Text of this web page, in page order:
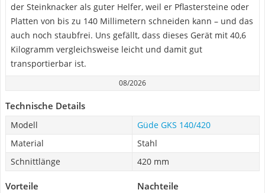
der Steinknacker als guter Helfer, weil er Pflastersteine oder
Platten von bis zu 140 Millimetern schneiden kann – und das
auch noch staubfrei. Uns gefällt, dass dieses Gerät mit 40,6
Kilogramm vergleichsweise leicht und damit gut
transportierbar ist.
08/2026
Technische Details
Modell
Güde GKS 140/420
Material
Stahl
Schnittlänge
420 mm
Vorteile Nachteile